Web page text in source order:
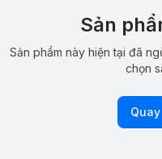
Sản
Sản phẩm này hiện tại đã
chọn